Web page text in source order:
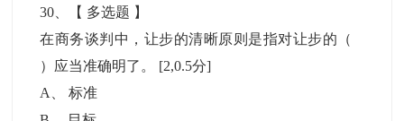
30 、【 多选题 】
在商务谈判中，让步的清晰原则是指对让步的（
）应当准确明了。 [2,0.5分]
A
、标准